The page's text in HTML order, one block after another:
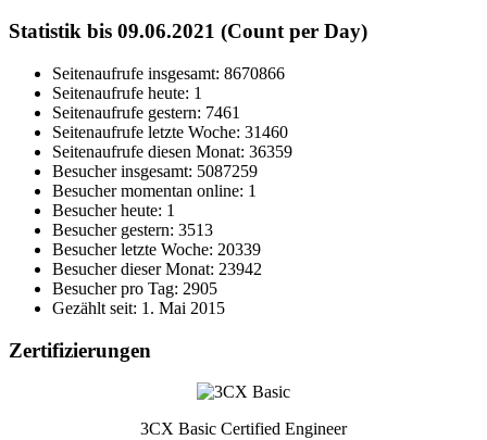
Statistik bis 09.06.2021 (Count per Day)
Seitenaufrufe insgesamt: 8670866
Seitenaufrufe heute: 1
Seitenaufrufe gestern: 7461
Seitenaufrufe letzte Woche: 31460
Seitenaufrufe diesen Monat: 36359
Besucher insgesamt: 5087259
Besucher momentan online: 1
Besucher heute: 1
Besucher gestern: 3513
Besucher letzte Woche: 20339
Besucher dieser Monat: 23942
Besucher pro Tag: 2905
Gezählt seit: 1. Mai 2015
Zertifizierungen
3CX Basic Certified Engineer